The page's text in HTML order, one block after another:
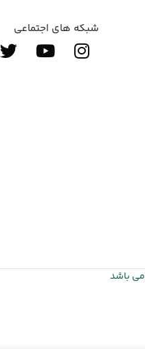
شبکه های اجتماعی
می باشد